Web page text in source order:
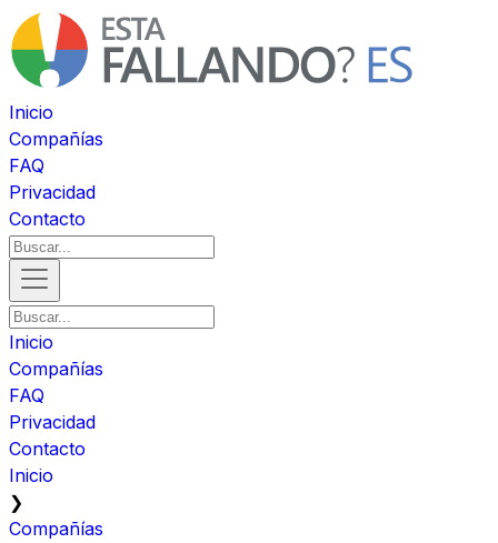
Inicio
Compañías
FAQ
Privacidad
Contacto
Inicio
Compañías
FAQ
Privacidad
Contacto
Inicio
❯
Compañías